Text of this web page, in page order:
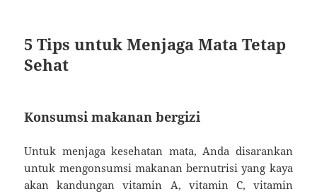
5 Tips untuk Menjaga Mata Tetap
Sehat
Konsumsi makanan bergizi
Untuk menjaga kesehatan mata, Anda disarankan
untuk mengonsumsi makanan bernutrisi yang kaya
akan kandungan vitamin A, vitamin C, vitamin